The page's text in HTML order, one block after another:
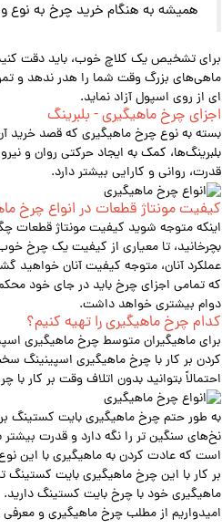
همیشه به هنگام خرید چرخ به نوع
برای تشخیص یک کلاچ خوب، باید دقت
ماهی‌های بزرگ وقت شما را هدر ندهد و
ای از روی اسپول آزاد نماید.
اجزای چرخ ماهیگیری - بلبرینگ
بسته به نوع چرخ ماهیگیری که قصد خرید
بلبرینگ‌ها، کمک به ایجاد حرکتی روان و
قدرت، روانی و کارایی بیشتر دارد.
کیفیت مونتاژ قطعات در انواع چرخ
اینکه متوجه شوید کیفیت مونتاژ قطعات
بچرخانید، تا معیاری از کیفیت یک چرخ
عملکرد آنان، متوجه کیفیت آنان خواهید
که تمامی اجزای چرخ باید در جای خود
دوام بیشتری خواهد داشت.
کدام چرخ ماهیگیری را تهیه کنیم؟
برای ماهیگیران متوسط چرخ ماهیگیری
کردن بر کار با چرخ ماهیگیری اسپینینگ
احتمالاً بتوانید بدون اتلاف وقت بر کار با
به طور حتم چرخ ماهیگیری بایت کستینگ
نخ‌های سنگین تر را نگه دارد و قدرت
است که عادت کردن به ماهیگیری با این
بر کار با این چرخ ماهیگیری بایت
ماهیگیری خود با چرخ بایت کستینگ دارید.
امیدواریم از مطلب چرخ ماهیگیری و